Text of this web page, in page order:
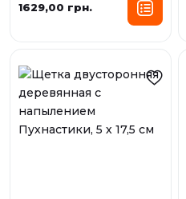
1629,00 грн.